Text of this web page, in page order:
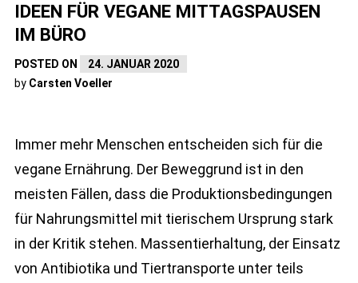
IDEEN FÜR VEGANE MITTAGSPAUSEN
IM BÜRO
POSTED ON
24. JANUAR 2020
by Carsten Voeller
Immer mehr Menschen entscheiden sich für die
vegane Ernährung. Der Beweggrund ist in den
meisten Fällen, dass die Produktionsbedingungen
für Nahrungsmittel mit tierischem Ursprung stark
in der Kritik stehen. Massentierhaltung, der Einsatz
von Antibiotika und Tiertransporte unter teils